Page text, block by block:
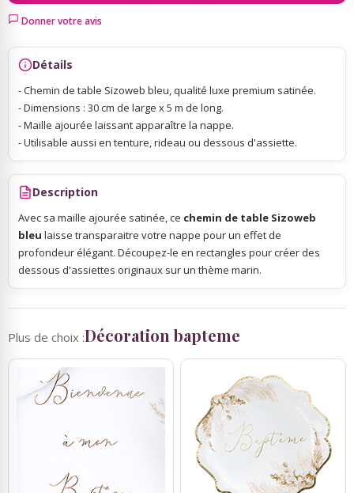
Rubans Tulle Organdi
Scrapbooking, Loisirs Créatifs
Donner votre avis
Détails
- Chemin de table Sizoweb bleu, qualité luxe premium satinée.
- Dimensions : 30 cm de large x 5 m de long.
- Maille ajourée laissant apparaître la nappe.
- Utilisable aussi en tenture, rideau ou dessous d'assiette.
Description
Avec sa maille ajourée satinée, ce chemin de table Sizoweb
bleu laisse transparaitre votre nappe pour un effet de
profondeur élégant. Découpez-le en rectangles pour créer des
dessous d'assiettes originaux sur un thème marin.
Plus de choix :Décoration bapteme